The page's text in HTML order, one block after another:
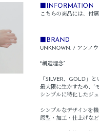
■INFORMATION
こちらの商品には、付
■BRAND
UNKNOWN. / アンノウ
"創造理念”
「SILVER、GOLD」
最大限に生かすため、“
シンプルに特化したジ
シンプルなデザインを
原型・加工・仕上げな